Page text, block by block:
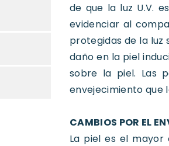
de que la luz U.V.
evidenciar al
protegidas de la
daño en la piel
sobre la piel. Las
envejecimiento que
CAMBIOS POR EL
La piel es el mayor